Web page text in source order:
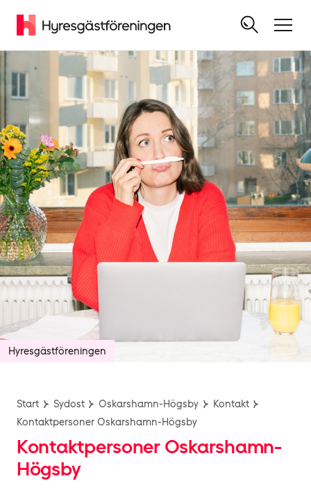
Hyresgäst­föreningen
Start Sydost Oskarshamn-Högsby
Kontakt
Kontaktpersoner Oskarshamn-Högsby
Kontaktpersoner Oskarshamn-
Högsby